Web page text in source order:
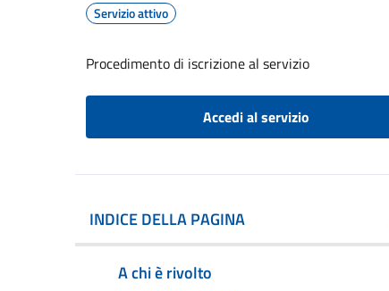
Servizio attivo
Procedimento di iscrizione al servizio
Accedi al servizio
INDICE DELLA PAGINA
A chi è rivolto